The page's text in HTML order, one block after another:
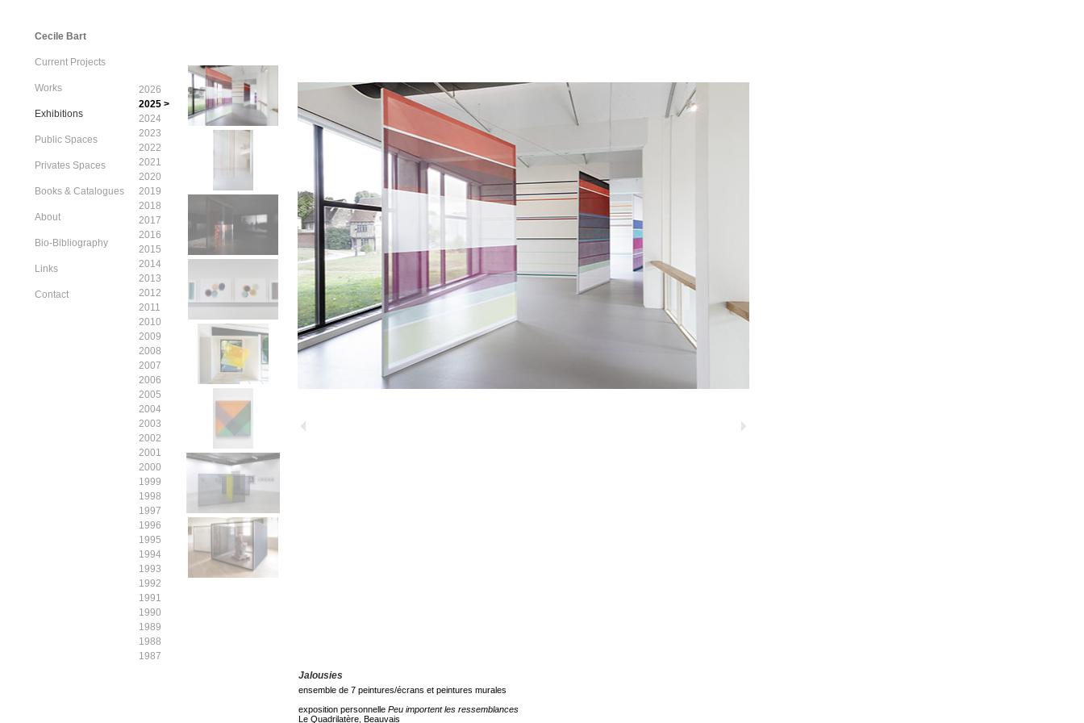
Cecile Bart
Current Projects
Works
Exhibitions
Public Spaces
Privates Spaces
Books & Catalogues
About
Bio-Bibliography
Links
Contact
2026
2025 >
2024
2023
2022
2021
2020
2019
2018
2017
2016
2015
2014
2013
2012
2011
2010
2009
2008
2007
2006
2005
2004
2003
2002
2001
2000
1999
1998
1997
1996
1995
1994
1993
1992
1991
1990
1989
1988
1987
Jalousies
ensemble de 7 peintures/écrans et peintures murales
exposition personnelle Peu importent les ressemblances
Le Quadrilatère, Beauvais